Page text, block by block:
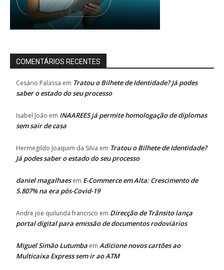
COMENTÁRIOS RECENTES
Cesário Palassa em Tratou o Bilhete de Identidade? Já podes
saber o estado do seu processo
Isabel João em INAAREES já permite homologação de diplomas
sem sair de casa
Hermegildo Joaquim da Silva em Tratou o Bilhete de Identidade?
Já podes saber o estado do seu processo
daniel magalhaesem E-Commerce em Alta: Crescimento de
5.807% na era pós-Covid-19
Andre joe quilunda francisco em Direcção de Trânsito lança
portal digital para emissão de documentos rodoviários
Miguel Simão Lutumba em Adicione novos cartões ao
Multicaixa Express sem ir ao ATM